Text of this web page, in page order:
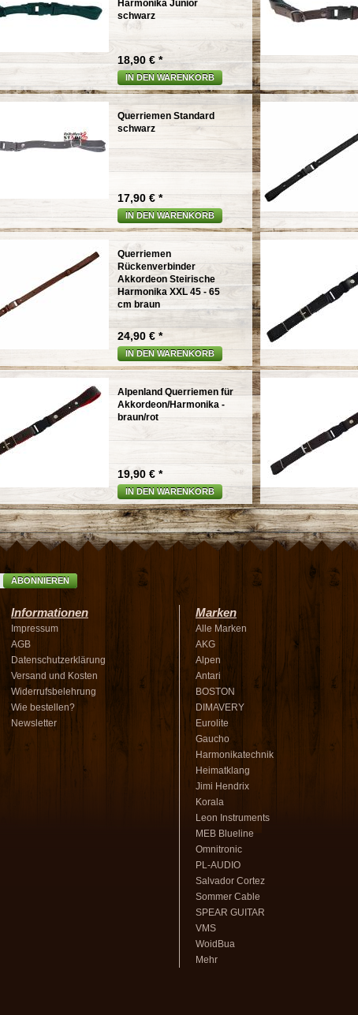
Harmonika Junior
schwarz
18,90 € *
IN DEN WARENKORB
Querriemen Standard
schwarz
17,90 € *
IN DEN WARENKORB
Querriemen
Rückenverbinder
Akkordeon Steirische
Harmonika XXL 45 - 65
cm braun
24,90 € *
IN DEN WARENKORB
Alpenland Querriemen für
Akkordeon/Harmonika -
braun/rot
19,90 € *
IN DEN WARENKORB
ABONNIEREN
Informationen
Impressum
AGB
Datenschutzerklärung
Versand und Kosten
Widerrufsbelehrung
Wie bestellen?
Newsletter
Marken
Alle Marken
AKG
Alpen
Antari
BOSTON
DIMAVERY
Eurolite
Gaucho
Harmonikatechnik
Heimatklang
Jimi Hendrix
Korala
Leon Instruments
MEB Blueline
Omnitronic
PL-AUDIO
Salvador Cortez
Sommer Cable
SPEAR GUITAR
VMS
WoidBua
Mehr